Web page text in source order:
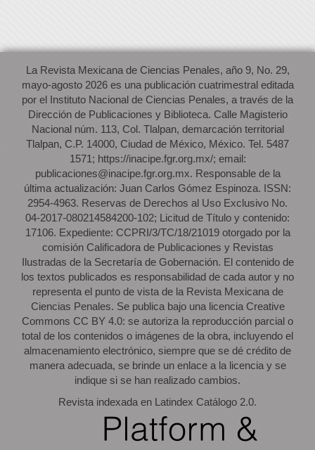
La Revista Mexicana de Ciencias Penales, año 9, No. 29,
mayo-agosto 2026 es una publicación cuatrimestral editada
por el Instituto Nacional de Ciencias Penales, a través de la
Dirección de Publicaciones y Biblioteca. Calle Magisterio
Nacional núm. 113, Col. Tlalpan, demarcación territorial
Tlalpan, C.P. 14000, Ciudad de México, México. Tel. 5487
1571; https://inacipe.fgr.org.mx/; email:
publicaciones@inacipe.fgr.org.mx. Responsable de la
última actualización: Juan Carlos Gómez Espinoza. ISSN:
2954-4963. Reservas de Derechos al Uso Exclusivo No.
04-2017-080214584200-102; Licitud de Título y contenido:
17106. Expediente: CCPRI/3/TC/18/21019 otorgado por la
comisión Calificadora de Publicaciones y Revistas
Ilustradas de la Secretaría de Gobernación. El contenido de
los textos publicados es responsabilidad de cada autor y no
representa el punto de vista de la Revista Mexicana de
Ciencias Penales. Se publica bajo una licencia Creative
Commons CC BY 4.0: se autoriza la reproducción parcial o
total de los contenidos o imágenes de la obra, incluyendo el
almacenamiento electrónico, siempre que se dé crédito de
manera adecuada, se brinde un enlace a la licencia y se
indique si se han realizado cambios.
Revista indexada en Latindex Catálogo 2.0.